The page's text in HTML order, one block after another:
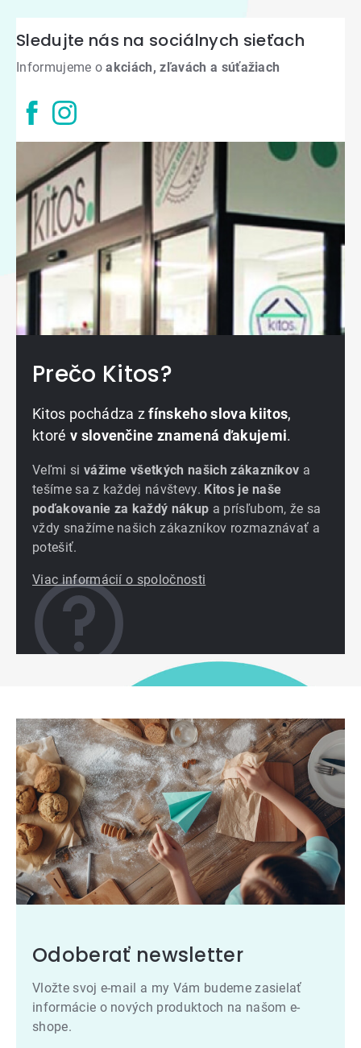
Sledujte nás na sociálnych sieťach
Informujeme oakciách, zľavách a súťažiach
Prečo Kitos?
Kitos pochádza zfínskeho slova kiitos,
ktoré v slovenčine znamená ďakujemi.
Veľmi si vážime všetkých našich zákazníkov a
tešíme sa z každej návštevy. Kitos je naše
poďakovanie za každý nákup a prísľubom, že sa
vždy snažíme našich zákazníkov rozmaznávať a
potešiť.
Viac informácií o spoločnosti
Odoberať newsletter
Vložte svoj e-mail a my Vám budeme zasielať
informácie o nových produktoch na našom e-
shope.